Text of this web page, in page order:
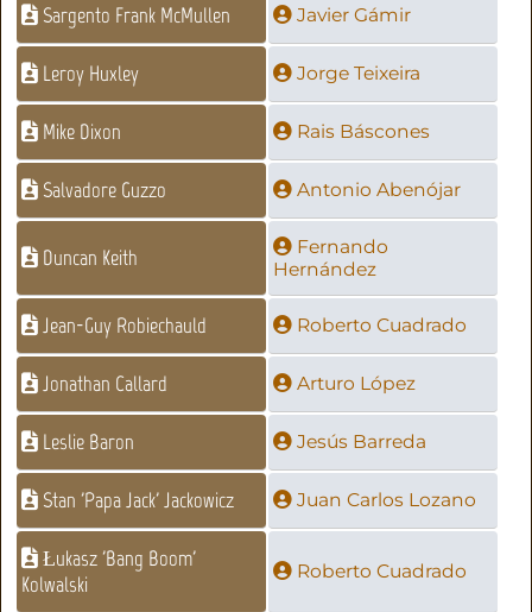
Sargento Frank McMullen Javier Gámir
Leroy Huxley Jorge Teixeira
Mike Dixon Rais Báscones
Salvadore Guzzo Antonio Abenójar
Duncan Keith
Fernando
Hernández
Jean-Guy Robiechauld Roberto Cuadrado
Jonathan Callard Arturo López
Leslie Baron Jesús Barreda
Stan 'Papa Jack' Jackowicz Juan Carlos Lozano
Łukasz 'Bang Boom'
Kolwalski
Roberto Cuadrado